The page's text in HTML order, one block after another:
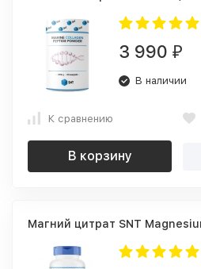
3 990 ₽
В наличии
К сравнению
В корзину
Магний цитрат SNT